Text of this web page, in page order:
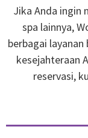
Jika Anda ingin
spa lainnya,
berbagai
kesejahteraan
reservasi,